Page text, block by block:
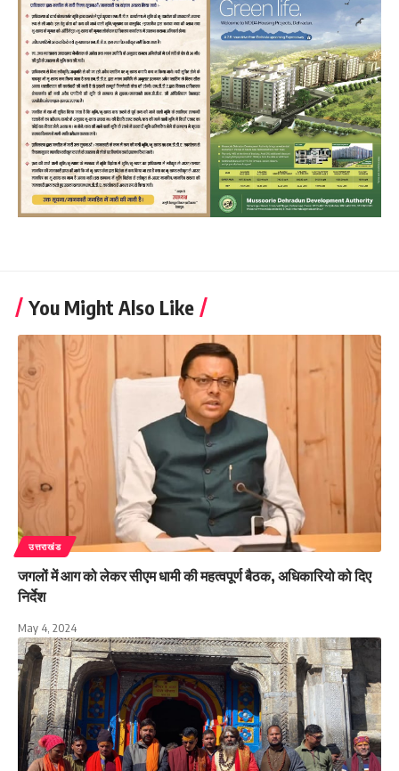
You Might Also Like
उत्तराखंड
जगलों में आग को लेकर सीएम धामी की महत्वपूर्ण बैठक, अधिकारियो को दिए
निर्देश
May 4, 2024